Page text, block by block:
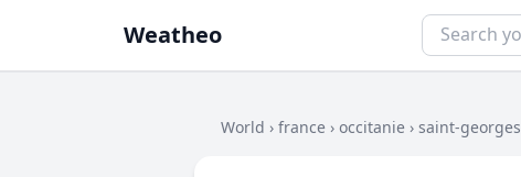
Weatheo
World › france › occitanie › saint-georges